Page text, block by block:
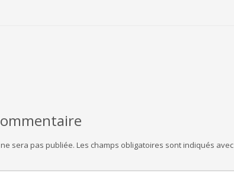
sera pas publiée. Les champs obligatoires sont indiqués avec